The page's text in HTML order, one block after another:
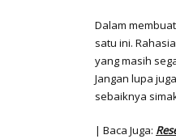
Dalam
satu ini.
yang masih
Jangan lupa
sebaiknya
| Baca Juga: R